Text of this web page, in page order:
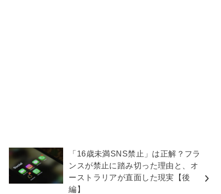
「16歳未満SNS禁止」は正解？フラ
ンスが禁止に踏み切った理由と、オ
ーストラリアが直面した現実【後
編】